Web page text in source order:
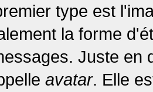
type est
la forme
Juste en
avatar. Elle